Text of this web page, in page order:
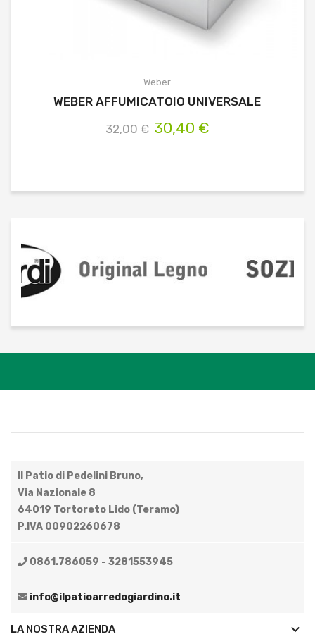
Weber
WEBER AFFUMICATOIO UNIVERSALE
32,00 € 30,40 €
Il Patio di Pedelini Bruno,
Via Nazionale 8
64019 Tortoreto Lido (Teramo)
P.IVA 00902260678
0861.786059 - 3281553945
info@ilpatioarredogiardino.it
LA NOSTRA AZIENDA keyboard_arrow_down